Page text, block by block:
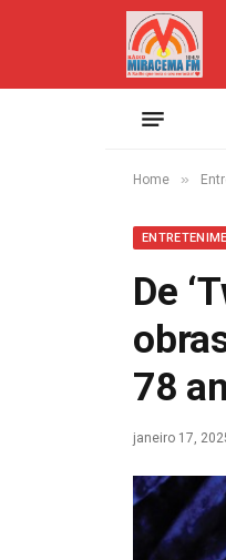
Home »
De
78
janeiro 17,